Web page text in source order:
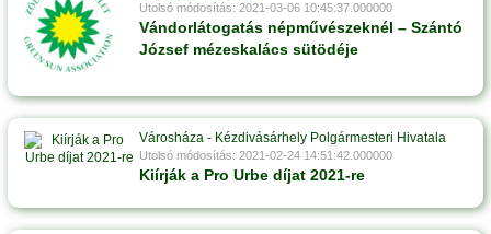
Utolsó módosítás: 2021-03-06 10:45:37.000000
Vándorlátogatás népművészeknél – Szántó
József mézeskalács sütödéje
Városháza - Kézdivásárhely Polgármesteri Hivatala
Utolsó módosítás: 2021-02-24 14:51:42.000000
Kiírják a Pro Urbe díjat 2021-re